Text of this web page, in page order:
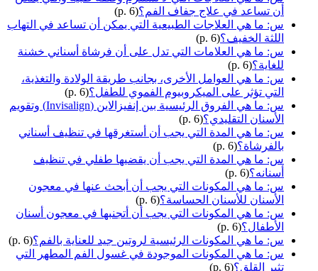
أن تساعد في علاج جفاف الفم؟(p. 6)
س: ما هي العلاجات الطبيعية التي يمكن أن تساعد في التهاب
اللثة الخفيف؟(p. 6)
س: ما هي العلامات التي تدل على أن فرشاة أسناني خشنة
للغاية؟(p. 6)
س: ما هي العوامل الأخرى، بجانب طريقة الولادة والتغذية،
التي تؤثر على الميكروبيوم الفموي للطفل؟(p. 6)
س: ما هي الفروق الرئيسية بين إنفيزالاين (Invisalign) وتقويم
الأسنان التقليدي؟(p. 6)
س: ما هي المدة التي يجب أن أستغرقها في تنظيف أسناني
بالفرشاة؟(p. 6)
س: ما هي المدة التي يجب أن يقضيها طفلي في تنظيف
أسنانه؟(p. 6)
س: ما هي المكونات التي يجب أن أبحث عنها في معجون
الأسنان للأسنان الحساسة؟(p. 6)
س: ما هي المكونات التي يجب أن أتجنبها في معجون أسنان
الأطفال؟(p. 6)
س: ما هي المكونات الرئيسية لروتين جيد للعناية بالفم؟(p. 6)
س: ما هي المكونات الموجودة في غسول الفم المطهر التي
تثير القلق؟(p. 6)